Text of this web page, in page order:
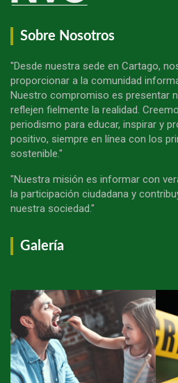
Sobre Nosotros
"Desde nuestra sede en Cartago,
proporcionar a la comunidad
Nuestro compromiso es presentar
reflejen fielmente la realidad.
periodismo para educar, inspirar y
positivo, siempre en línea con los
sostenible."
"Nuestra misión es informar con
la participación ciudadana y
nuestra sociedad."
Galería